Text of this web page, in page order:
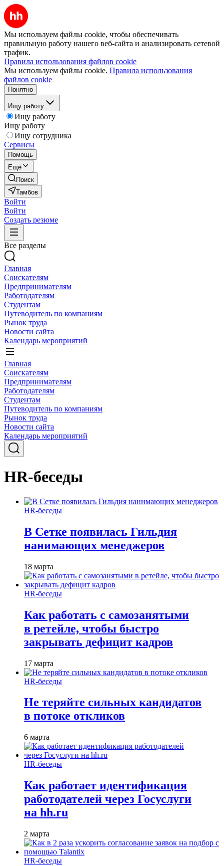
Мы используем файлы cookie, чтобы обеспечивать
правильную работу нашего веб-сайта и анализировать сетевой
трафик.
Правила использования файлов cookie
Мы используем файлы cookie. Правила использования
файлов cookie
Понятно
Ищу работу
Ищу работу
Ищу работу
Ищу сотрудника
Сервисы
Помощь
Ещё
Поиск
Тамбов
Войти
Войти
Создать резюме
Все разделы
Главная
Соискателям
Предпринимателям
Работодателям
Студентам
Путеводитель по компаниям
Рынок труда
Новости сайта
Календарь мероприятий
Главная
Соискателям
Предпринимателям
Работодателям
Студентам
Путеводитель по компаниям
Рынок труда
Новости сайта
Календарь мероприятий
HR-беседы
HR-беседы
В Сетке появилась Гильдия
нанимающих менеджеров
18 марта
HR-беседы
Как работать с самозанятыми
в ретейле, чтобы быстро
закрывать дефицит кадров
17 марта
HR-беседы
Не теряйте сильных кандидатов
в потоке откликов
6 марта
HR-беседы
Как работает идентификация
работодателей через Госуслуги
на hh.ru
2 марта
HR-беседы